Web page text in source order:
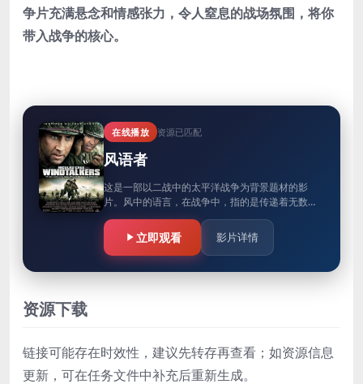
争片充满悬念和情感张力，令人窒息的战场氛围，将你
带入战争的核心。
在线播放 资源已匹配
风语者
这是一部以二战中的太平洋战争为背景题材的影
片。风中的语言，在战争中，指的是传递着无数秘
密的电波。每个风语者都背负着高级军事机密。
立即观看 影片详情
资源下载
链接可能存在时效性，建议先转存再查看；如资源信息
更新，可在任务文件中补充后重新生成。